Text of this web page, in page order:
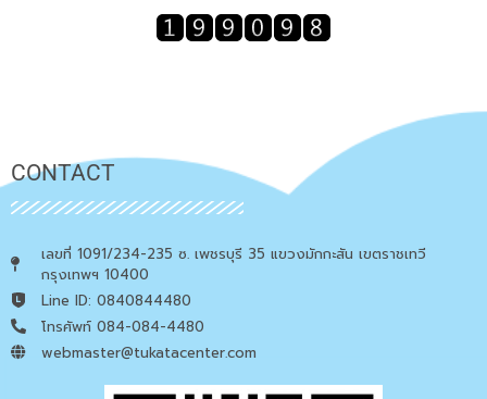
CONTACT
เลขที่ 1091/234-235 ซ. เพชรบุรี 35 แขวงมักกะสัน เขตราชเทวี
กรุงเทพฯ 10400
Line ID: 0840844480
โทรศัพท์ 084-084-4480
webmaster@tukatacenter.com